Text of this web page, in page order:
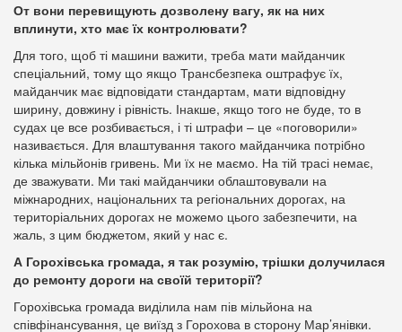
От вони перевищують дозволену вагу, як на них
вплинути, хто має їх контролювати?
Для того, щоб ті машини важити, треба мати майданчик
спеціальний, тому що якщо Трансбезпека оштрафує їх,
майданчик має відповідати стандартам, мати відповідну
ширину, довжину і рівність. Інакше, якщо того не буде, то в
судах це все розбивається, і ті штрафи – це «поговорили»
називається. Для влаштування такого майданчика потрібно
кілька мільйонів гривень. Ми їх не маємо. На тій трасі немає,
де зважувати. Ми такі майданчики облаштовували на
міжнародних, національних та регіональних дорогах, на
територіальних дорогах не можемо цього забезпечити, на
жаль, з цим бюджетом, який у нас є.
А Горохівська громада, я так розумію, трішки долучилася
до ремонту дороги на своїй території?
Горохівська громада виділила нам пів мільйона на
співфінансування, це виїзд з Горохова в сторону Мар’янівки.